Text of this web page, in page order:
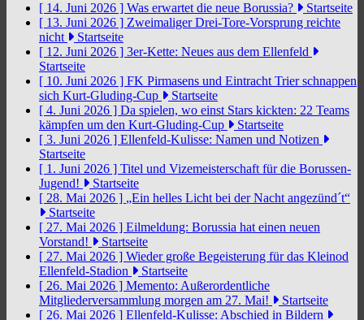
[ 14. Juni 2026 ] Was erwartet die neue Borussia?
Startseite
[ 13. Juni 2026 ] Zweimaliger Drei-Tore-Vorsprung reichte
nicht
Startseite
[ 12. Juni 2026 ] 3er-Kette: Neues aus dem Ellenfeld
Startseite
[ 10. Juni 2026 ] FK Pirmasens und Eintracht Trier schnappen
sich Kurt-Gluding-Cup
Startseite
[ 4. Juni 2026 ] Da spielen, wo einst Stars kickten: 22 Teams
kämpfen um den Kurt-Gluding-Cup
Startseite
[ 3. Juni 2026 ] Ellenfeld-Kulisse: Namen und Notizen
Startseite
[ 1. Juni 2026 ] Titel und Vizemeisterschaft für die Borussen-
Jugend!
Startseite
[ 28. Mai 2026 ] „Ein helles Licht bei der Nacht angezünd´t“
Startseite
[ 27. Mai 2026 ] Eilmeldung: Borussia hat einen neuen
Vorstand!
Startseite
[ 27. Mai 2026 ] Wieder große Begeisterung für das Kleinod
Ellenfeld-Stadion
Startseite
[ 26. Mai 2026 ] Memento: Außerordentliche
Mitgliederversammlung morgen am 27. Mai!
Startseite
[ 26. Mai 2026 ] Ellenfeld-Kulisse: Abschied in Bildern